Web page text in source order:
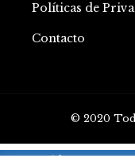
Políticas de
Contacto
© 2020